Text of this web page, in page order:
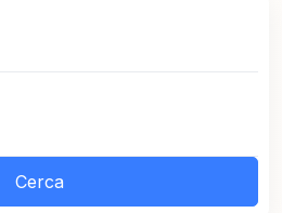
Cerca